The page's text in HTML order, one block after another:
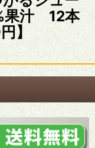
果汁 12本
】